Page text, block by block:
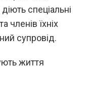
спеціальні
членів їхніх
супровід.
життя